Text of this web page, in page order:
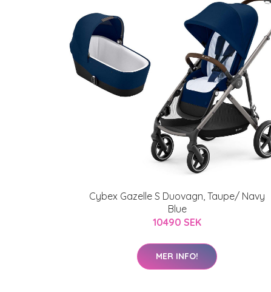
Cybex Gazelle S Duovagn, Taupe/ Navy
Blue
10490 SEK
MER INFO!